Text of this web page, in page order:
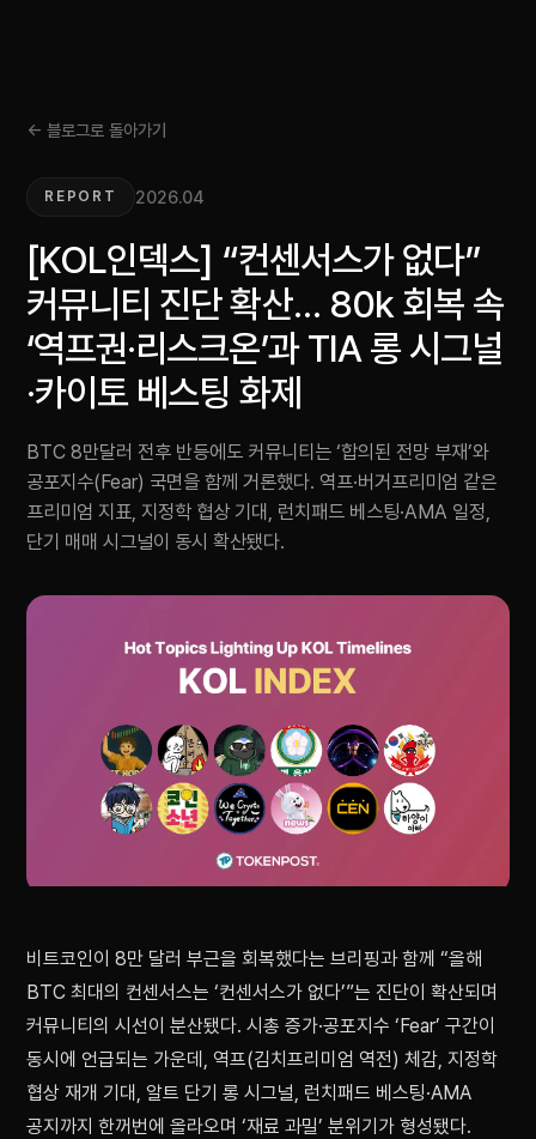
← 블로그로 돌아가기
REPORT 2026.04
[KOL인덱스] “컨센서스가 없다”
커뮤니티 진단 확산… 80k 회복 속
‘역프권·리스크온’과 TIA 롱 시그널
·카이토 베스팅 화제
BTC 8만달러 전후 반등에도 커뮤니티는 ‘합의된 전망 부재’와
공포지수(Fear) 국면을 함께 거론했다. 역프·버거프리미엄 같은
프리미엄 지표, 지정학 협상 기대, 런치패드 베스팅·AMA 일정,
단기 매매 시그널이 동시 확산됐다.
비트코인이 8만 달러 부근을 회복했다는 브리핑과 함께 “올해
BTC 최대의 컨센서스는 ‘컨센서스가 없다’”는 진단이 확산되며
커뮤니티의 시선이 분산됐다. 시총 증가·공포지수 ‘Fear’ 구간이
동시에 언급되는 가운데, 역프(김치프리미엄 역전) 체감, 지정학
협상 재개 기대, 알트 단기 롱 시그널, 런치패드 베스팅·AMA
공지까지 한꺼번에 올라오며 ‘재료 과밀’ 분위기가 형성됐다.